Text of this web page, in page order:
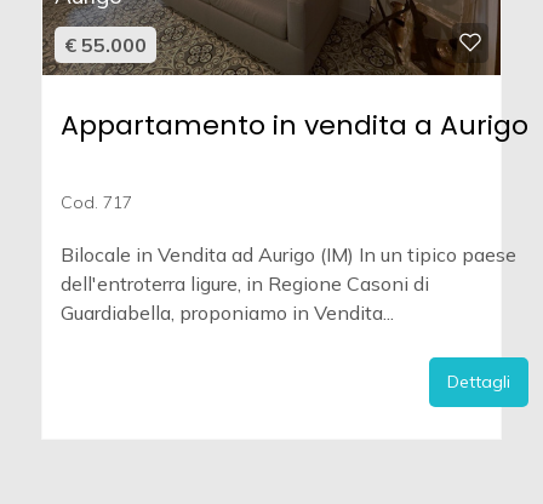
€ 55.000
Appartamento in vendita a Aurigo
Cod. 717
Bilocale in Vendita ad Aurigo (IM) In un tipico paese
dell'entroterra ligure, in Regione Casoni di
Guardiabella, proponiamo in Vendita...
Dettagli